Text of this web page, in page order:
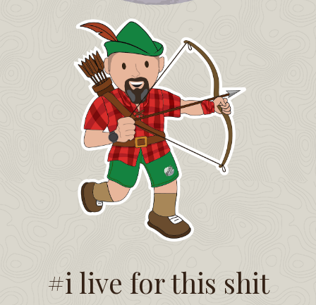
#i live for this shit